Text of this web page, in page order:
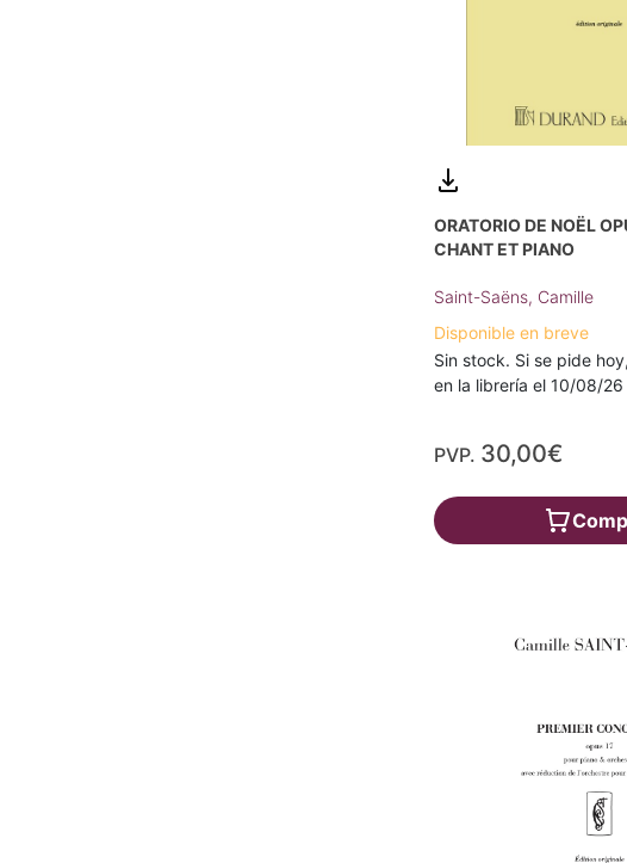
ORATORIO DE NOËL
CHANT ET PIANO
Saint-Saëns, Camille
Disponible en breve
Sin stock. Si se pide
en la librería el 10/08/26
PVP. 30,00€